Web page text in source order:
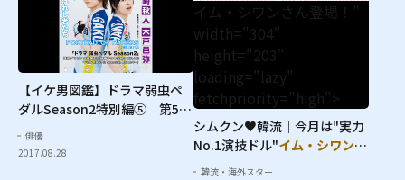
【イケ男図鑑】ドラマ弱虫ペ
ダルSeason2特別編⑤ 第5弾
は宮崎秋人
俳優
2017.08.28
イム・シワンさん登場！"
width="304"
height="203"
loading="lazy"
fetchpriority="high">
シムクン♥韓流｜今月は"実力
No.1演技ドル"イム・シワンさ
ん登場！
韓流・海外スター